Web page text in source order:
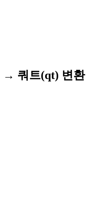
→ 쿼트(qt) 변환